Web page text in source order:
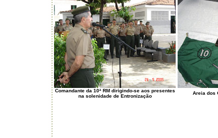
Comandante da 10ª RM dirigindo-se aos presentes
na solenidade de Entronização
Areia dos